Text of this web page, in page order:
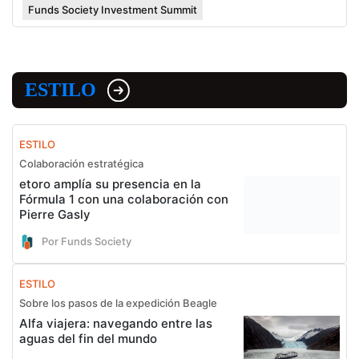
Funds Society Investment Summit
ESTILO
ESTILO
Colaboración estratégica
etoro amplía su presencia en la
Fórmula 1 con una colaboración con
Pierre Gasly
Por Funds Society
ESTILO
Sobre los pasos de la expedición Beagle
Alfa viajera: navegando entre las
aguas del fin del mundo